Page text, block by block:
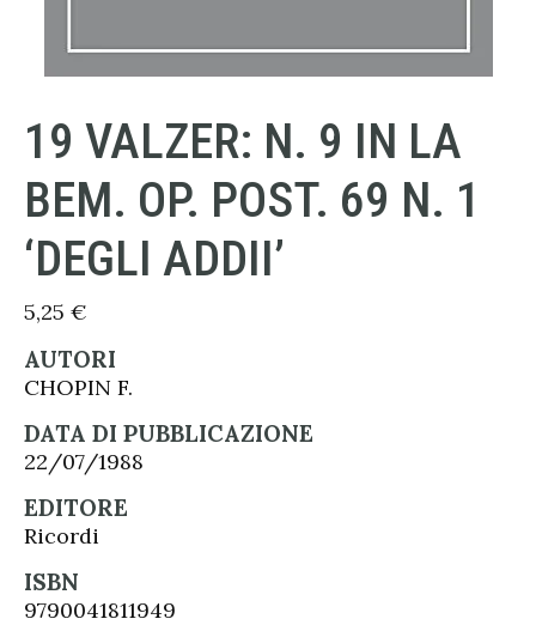
19 VALZER: N. 9 IN LA
BEM. OP. POST. 69 N. 1
‘DEGLI ADDII’
5,25 €
AUTORI
CHOPIN F.
DATA DI PUBBLICAZIONE
22/07/1988
EDITORE
Ricordi
ISBN
9790041811949